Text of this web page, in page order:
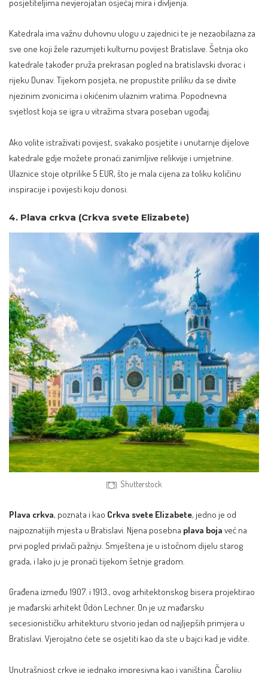
Katedrala ima važnu duhovnu ulogu u zajednici te je nezaobilazna za
sve one koji žele razumjeti kulturnu povijest Bratislave. Šetnja oko
katedrale također pruža prekrasan pogled na bratislavski dvorac i
rijeku Dunav. Tijekom posjeta, ne propustite priliku da se divite
njezinim zvonicima i okićenim ulaznim vratima. Popodnevna
svjetlost koja se igra u vitražima stvara poseban ugođaj.
Ako volite istraživati povijest, svakako posjetite i unutarnje dijelove
katedrale gdje možete pronaći zanimljive relikvije i umjetnine.
Ulaznice stoje otprilike 5 EUR, što je mala cijena za toliku količinu
inspiracije i povijesti koju donosi.
4. Plava crkva (Crkva svete Elizabete)
Shutterstock
Plava crkva, poznata i kao Crkva svete Elizabete, jedno je od
najpoznatijih mjesta u Bratislavi. Njena posebna plava boja već na
prvi pogled privlači pažnju. Smještena je u istočnom dijelu starog
grada, i lako ju je pronaći tijekom šetnje gradom.
Građena između 1907. i 1913., ovog arhitektonskog bisera projektirao
je mađarski arhitekt Ödön Lechner. On je uz mađarsku
secesionističku arhitekturu stvorio jedan od najljepših primjera u
Bratislavi. Vjerojatno ćete se osjetiti kao da ste u bajci kad je vidite.
Unutrašnjost crkve je jednako impresivna kao i vanjština. Čaroliju